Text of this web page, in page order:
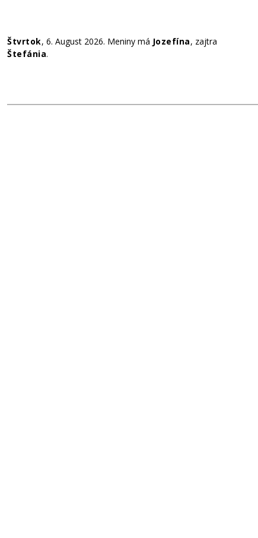
Štvrtok, 6. August 2026. Meniny má Jozefína, zajtra
Štefánia.